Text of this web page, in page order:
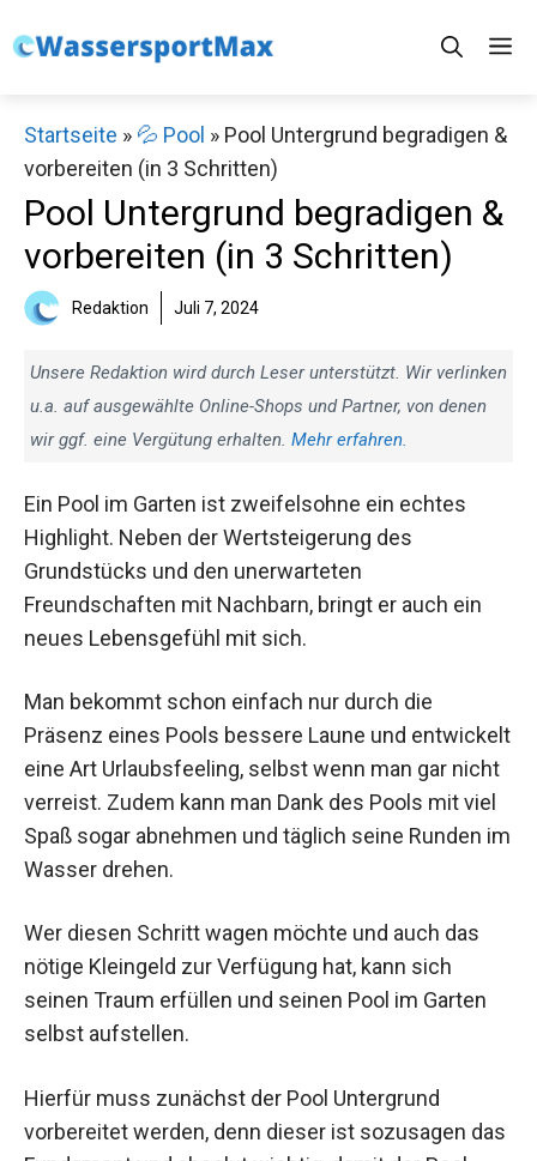
Inhalt
Startseite » 💦 Pool » Pool Untergrund begradigen &
vorbereiten (in 3 Schritten)
Pool Untergrund begradigen &
vorbereiten (in 3 Schritten)
Redaktion Juli 7, 2024
Unsere Redaktion wird durch Leser unterstützt. Wir verlinken
u.a. auf ausgewählte Online-Shops und Partner, von denen
wir ggf. eine Vergütung erhalten. Mehr erfahren.
Ein Pool im Garten ist zweifelsohne ein echtes
Highlight. Neben der Wertsteigerung des
Grundstücks und den unerwarteten
Freundschaften mit Nachbarn, bringt er auch ein
neues Lebensgefühl mit sich.
Man bekommt schon einfach nur durch die
Präsenz eines Pools bessere Laune und entwickelt
eine Art Urlaubsfeeling, selbst wenn man gar nicht
verreist. Zudem kann man Dank des Pools mit viel
Spaß sogar abnehmen und täglich seine Runden im
Wasser drehen.
Wer diesen Schritt wagen möchte und auch das
nötige Kleingeld zur Verfügung hat, kann sich
seinen Traum erfüllen und seinen Pool im Garten
selbst aufstellen.
Hierfür muss zunächst der Pool Untergrund
vorbereitet werden, denn dieser ist sozusagen das